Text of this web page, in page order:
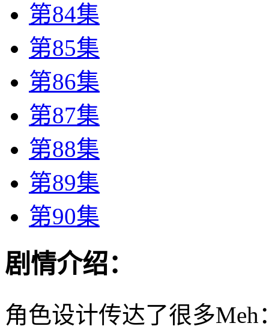
第84集
第85集
第86集
第87集
第88集
第89集
第90集
剧情介绍：
角色设计传达了很多